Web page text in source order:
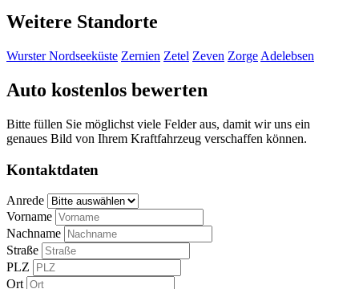
Weitere Standorte
Wurster Nordseeküste Zernien Zetel Zeven Zorge Adelebsen
Auto kostenlos bewerten
Bitte füllen Sie möglichst viele Felder aus, damit wir uns ein
genaues Bild von Ihrem Kraftfahrzeug verschaffen können.
Kontaktdaten
Anrede
Vorname
Nachname
Straße
PLZ
Ort